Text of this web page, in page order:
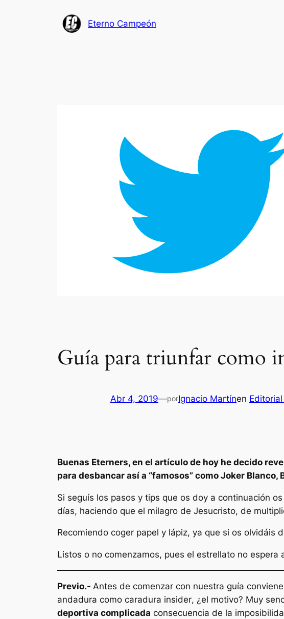
Eterno Campeón
Guía para triunfar como
Abr 4, 2019—porIgnacio Martínen Editorial
Buenas Eterners, en el artículo de hoy he decido
para desbancar así a “famosos” como Joker Blanco,
Si seguís los pasos y tips que os doy a continuación
días, haciendo que el milagro de Jesucristo, de
Recomiendo coger papel y lápiz, ya que si os
Listos o no comenzamos, pues el estrellato no espera
Previo.- Antes de comenzar con nuestra guía
andadura como caradura insider, ¿el motivo? Muy
deportiva complicada consecuencia de la